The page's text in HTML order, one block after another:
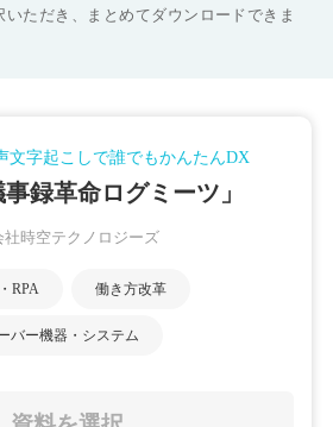
ただき、まとめてダウンロードできま
文字起こしで誰でもかんたんDX
事録革命ログミーツ」
社時空テクノロジーズ
RPA 働き方改革
バー機器・システム